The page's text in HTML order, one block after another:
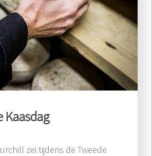
Kaasdag
zei tijdens de Tweede